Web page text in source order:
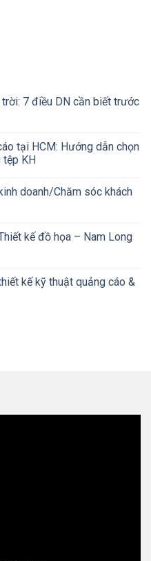
7 điều DN cần biết trước
tại HCM: Hướng dẫn chọn
tệp KH
doanh/Chăm sóc khách
kế đồ họa – Nam Long
kế kỹ thuật quảng cáo &